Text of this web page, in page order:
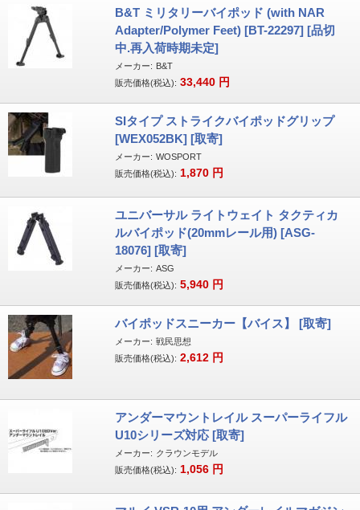
B&T ミリタリーバイポッド (with NAR
Adapter/Polymer Feet) [BT-22297] [品切
中.再入荷時期未定]
メーカー: B&T
販売価格(税込): 33,440 円
SIタイプ ストライクバイポッドグリップ
[WEX052BK] [取寄]
メーカー: WOSPORT
販売価格(税込): 1,870 円
ユニバーサル ライトウェイト タクティカ
ルバイポッド(20mmレール用) [ASG-
18076] [取寄]
メーカー: ASG
販売価格(税込): 5,940 円
バイポッドスニーカー【バイス】 [取寄]
メーカー: 戦民思想
販売価格(税込): 2,612 円
アンダーマウントレイル スーパーライフル
U10シリーズ対応 [取寄]
メーカー: クラウンモデル
販売価格(税込): 1,056 円